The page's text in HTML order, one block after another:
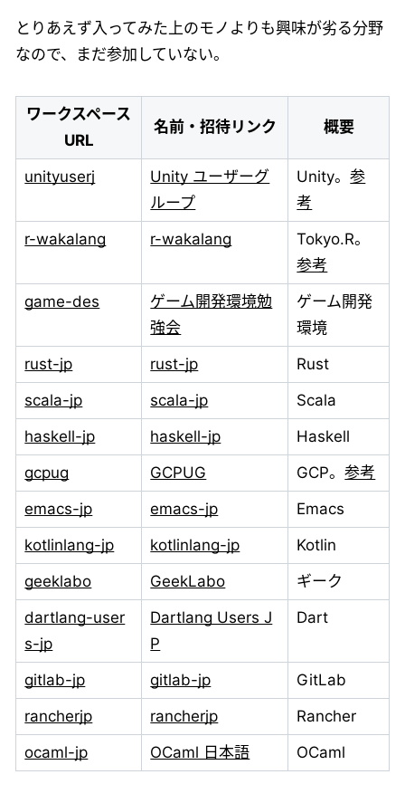
とりあえず入ってみた上のモノよりも興味が劣る分野
なので、まだ参加していない。
ワークスペース
URL
名前・招待リンク 概要
unityuserj
Unity ユーザーグ
ループ
Unity。参
考
r-wakalang
r-wakalang
Tokyo.R。
参考
game-des
ゲーム開発環境勉
強会
ゲーム開発
環境
rust-jp
rust-jp
Rust
scala-jp
scala-jp
Scala
haskell-jp
haskell-jp
Haskell
gcpug
GCPUG GCP。参考
emacs-jp
emacs-jp
Emacs
kotlinlang-jp
kotlinlang-jp
Kotlin
geeklabo
GeekLabo
ギーク
dartlang-user
s-jp
Dartlang Users J
P
Dart
gitlab-jp gitlab-jp
GitLab
rancherjp
rancherjp
Rancher
ocaml-jp
OCaml 日本語 OCaml